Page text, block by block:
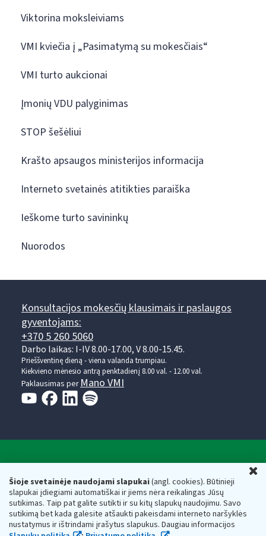
Šioje svetainėje naudojami slapukai(angl. cookies). Būtinieji
slapukai įdiegiami automatiškai ir jiems nėra reikalingas Jūsų
sutikimas. Taip pat galite sutikti ir su kitų slapukų naudojimu. Savo
sutikimą bet kada galėsite atšaukti pakeisdami interneto naršyklės
nustatymus ir ištrindami įrašytus slapukus. Daugiau informacijos
Viktorina moksleiviams
VMI kviečia į „Pasimatymą su mokesčiais“
VMI turto aukcionai
Įmonių VDU palyginimas
STOP šešėliui
Krašto apsaugos ministerijos informacija
Interneto svetainės atitikties paraiška
Ieškome turto savininkų
Nuorodos
Konsultacijos mokesčių klausimais ir paslaugos
gyventojams:
+370 5 260 5060
Darbo laikas: I-IV 8.00-17.00, V 8.00-15.45.
Prieššventinę dieną - viena valanda trumpiau.
Kiekvieno mėnesio antrą penktadienį 8.00 val. - 12.00 val.
Paklausimas per Mano VMI
Respublikos finansų ministerijos
Biudžetinė įstaiga. Juridinio asmens kodas — 188659752,
adresas: Vasario 16-osios g. 14, 01107 Vilnius, Lietuva, el.paštas:
vmi@vmi.lt, E. pristatymo dėžutės adresas 188659752
Duomenys apie Valstybinę mokesčių inspekciją prie Lietuvos